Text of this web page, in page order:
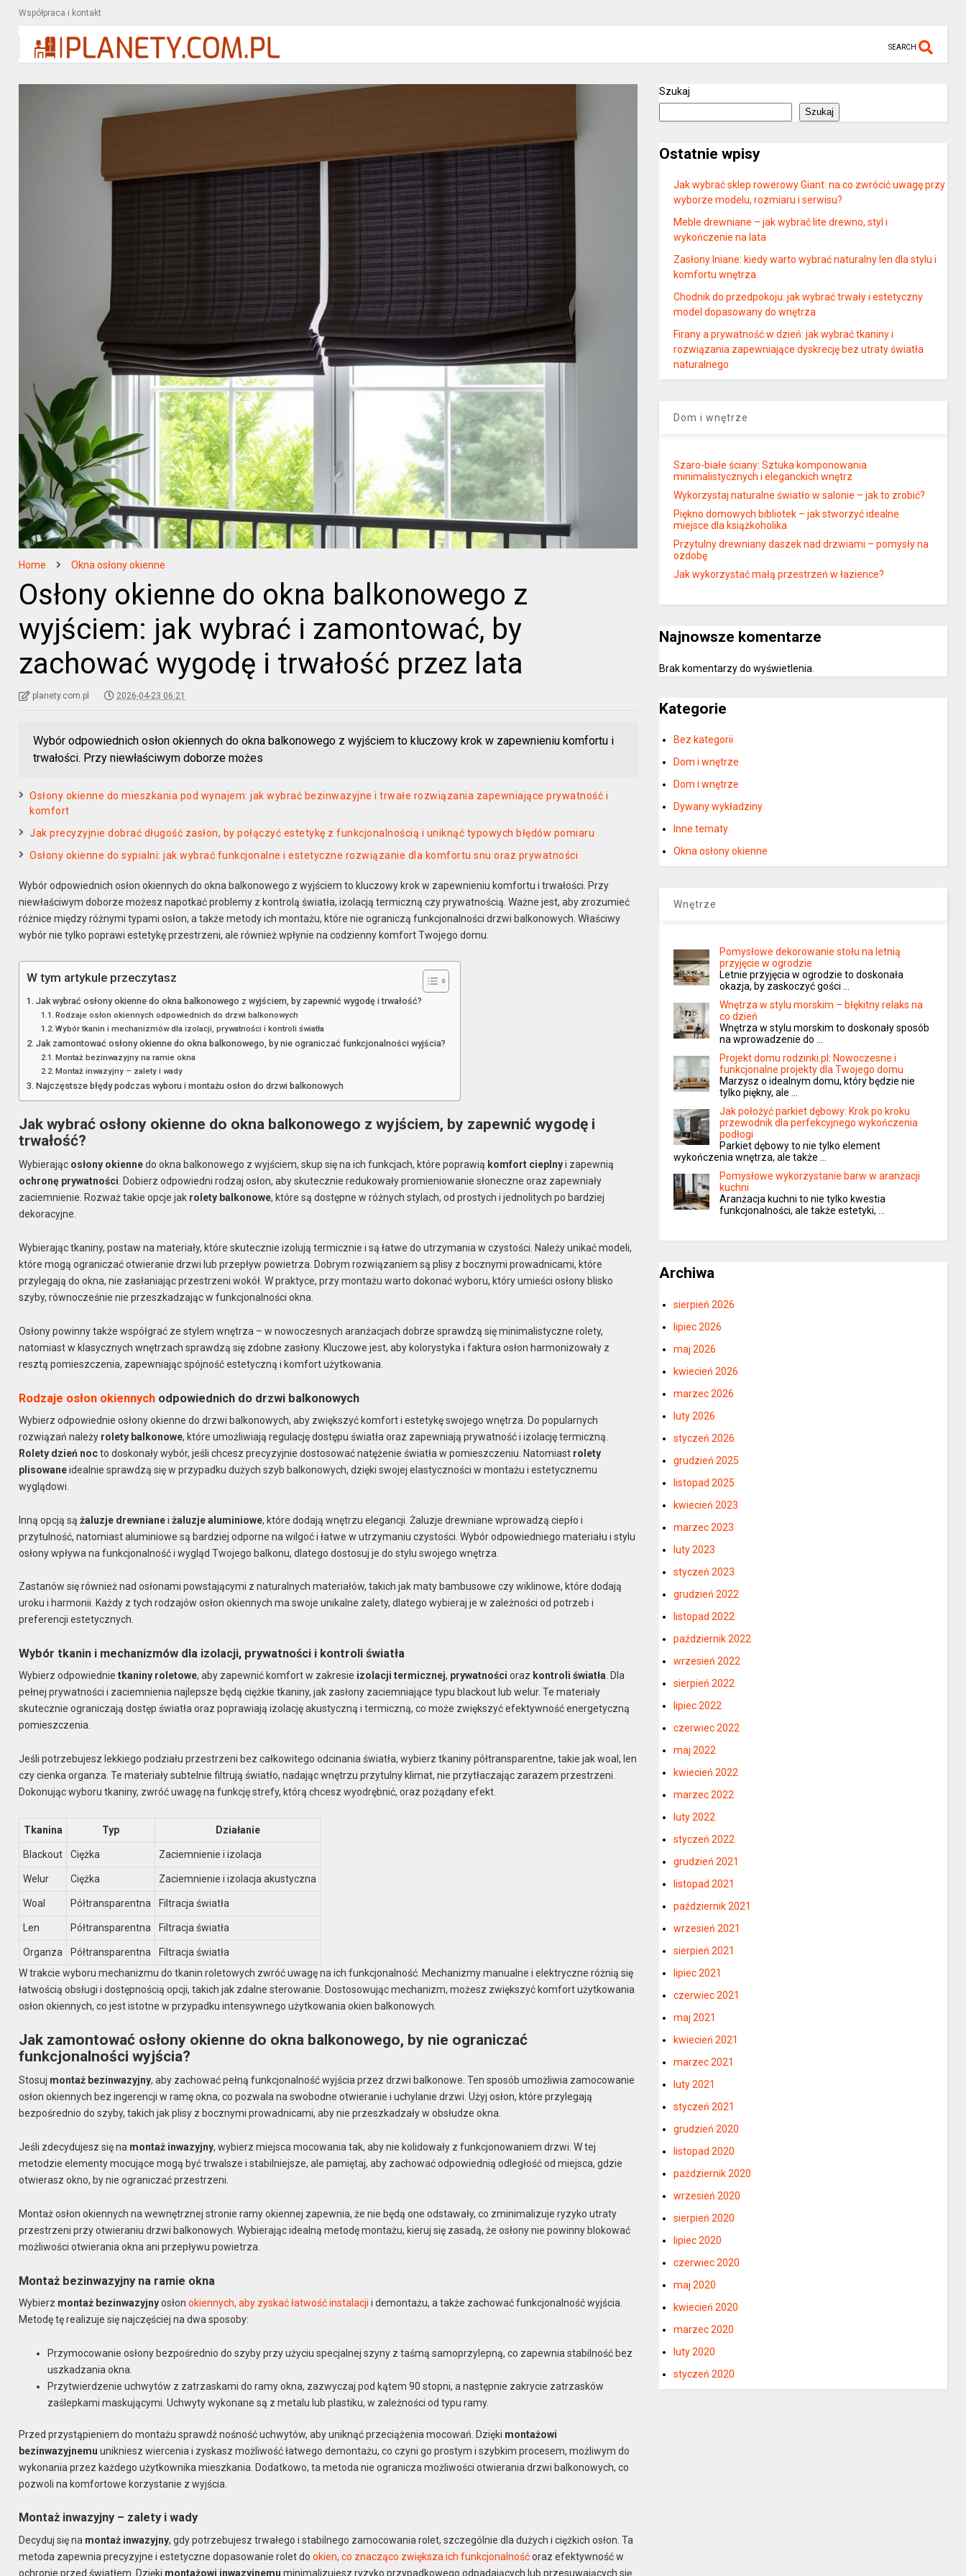
Współpraca i kontakt
SEARCH
Home Okna osłony okienne
Osłony okienne do okna balkonowego z
wyjściem: jak wybrać i zamontować, by
zachować wygodę i trwałość przez lata
planety.com.pl 2026-04-23 06:21
Wybór odpowiednich osłon okiennych do okna balkonowego z wyjściem to kluczowy krok w zapewnieniu komfortu i
trwałości. Przy niewłaściwym doborze możes
Osłony okienne do mieszkania pod wynajem: jak wybrać bezinwazyjne i trwałe rozwiązania zapewniające prywatność i
komfort
Jak precyzyjnie dobrać długość zasłon, by połączyć estetykę z funkcjonalnością i uniknąć typowych błędów pomiaru
Osłony okienne do sypialni: jak wybrać funkcjonalne i estetyczne rozwiązanie dla komfortu snu oraz prywatności
Wybór odpowiednich osłon okiennych do okna balkonowego z wyjściem to kluczowy krok w zapewnieniu komfortu i trwałości. Przy
niewłaściwym doborze możesz napotkać problemy z kontrolą światła, izolacją termiczną czy prywatnością. Ważne jest, aby zrozumieć
różnice między różnymi typami osłon, a także metody ich montażu, które nie ograniczą funkcjonalności drzwi balkonowych. Właściwy
wybór nie tylko poprawi estetykę przestrzeni, ale również wpłynie na codzienny komfort Twojego domu.
W tym artykule przeczytasz
Jak wybrać osłony okienne do okna balkonowego z wyjściem, by zapewnić wygodę i trwałość?
Rodzaje osłon okiennych odpowiednich do drzwi balkonowych
Wybór tkanin i mechanizmów dla izolacji, prywatności i kontroli światła
Jak zamontować osłony okienne do okna balkonowego, by nie ograniczać funkcjonalności wyjścia?
Montaż bezinwazyjny na ramie okna
Montaż inwazyjny – zalety i wady
Najczęstsze błędy podczas wyboru i montażu osłon do drzwi balkonowych
Jak wybrać osłony okienne do okna balkonowego z wyjściem, by zapewnić wygodę i
trwałość?
Wybierając osłony okiennedo okna balkonowego z wyjściem, skup się na ich funkcjach, które poprawią komfort cieplnyi zapewnią
ochronę prywatności . Dobierz odpowiedni rodzaj osłon, aby skutecznie redukowały promieniowanie słoneczne oraz zapewniały
zaciemnienie. Rozważ takie opcje jak rolety balkonowe, które są dostępne w różnych stylach, od prostych i jednolitych po bardziej
dekoracyjne.
Wybierając tkaniny, postaw na materiały, które skutecznie izolują termicznie i są łatwe do utrzymania w czystości. Należy unikać modeli,
które mogą ograniczać otwieranie drzwi lub przepływ powietrza. Dobrym rozwiązaniem są plisy z bocznymi prowadnicami, które
przylegają do okna, nie zasłaniając przestrzeni wokół. W praktyce, przy montażu warto dokonać wyboru, który umieści osłony blisko
szyby, równocześnie nie przeszkadzając w funkcjonalności okna.
Osłony powinny także współgrać ze stylem wnętrza – w nowoczesnych aranżacjach dobrze sprawdzą się minimalistyczne rolety,
natomiast w klasycznych wnętrzach sprawdzą się zdobne zasłony. Kluczowe jest, aby kolorystyka i faktura osłon harmonizowały z
resztą pomieszczenia, zapewniając spójność estetyczną i komfort użytkowania.
Rodzaje osłon okiennych odpowiednich do drzwi balkonowych
Wybierz odpowiednie osłony okienne do drzwi balkonowych, aby zwiększyć komfort i estetykę swojego wnętrza. Do popularnych
rozwiązań należy rolety balkonowe, które umożliwiają regulację dostępu światła oraz zapewniają prywatność i izolację termiczną.
Rolety dzień nocto doskonały wybór, jeśli chcesz precyzyjnie dostosować natężenie światła w pomieszczeniu. Natomiast rolety
plisowaneidealnie sprawdzą się w przypadku dużych szyb balkonowych, dzięki swojej elastyczności w montażu i estetycznemu
wyglądowi.
Inną opcją sążaluzje drewnianeiżaluzje aluminiowe, które dodają wnętrzu elegancji. Żaluzje drewniane wprowadzą ciepło i
przytulność, natomiast aluminiowe są bardziej odporne na wilgoć i łatwe w utrzymaniu czystości. Wybór odpowiedniego materiału i stylu
osłony wpływa na funkcjonalność i wygląd Twojego balkonu, dlatego dostosuj je do stylu swojego wnętrza.
Zastanów się również nad osłonami powstającymi z naturalnych materiałów, takich jak maty bambusowe czy wiklinowe, które dodają
uroku i harmonii. Każdy z tych rodzajów osłon okiennych ma swoje unikalne zalety, dlatego wybieraj je w zależności od potrzeb i
preferencji estetycznych.
Wybór tkanin i mechanizmów dla izolacji, prywatności i kontroli światła
Wybierz odpowiednietkaniny roletowe, aby zapewnić komfort w zakresie izolacji termicznej, prywatności oraz kontroli światła. Dla
pełnej prywatności i zaciemnienia najlepsze będą ciężkie tkaniny, jak zasłony zaciemniające typu blackout lub welur. Te materiały
skutecznie ograniczają dostęp światła oraz poprawiają izolację akustyczną i termiczną, co może zwiększyć efektywność energetyczną
pomieszczenia.
Jeśli potrzebujesz lekkiego podziału przestrzeni bez całkowitego odcinania światła, wybierz tkaniny półtransparentne, takie jak woal, len
czy cienka organza. Te materiały subtelnie filtrują światło, nadając wnętrzu przytulny klimat, nie przytłaczając zarazem przestrzeni.
Dokonując wyboru tkaniny, zwróć uwagę na funkcję strefy, którą chcesz wyodrębnić, oraz pożądany efekt.
Tkanina Typ Działanie
Blackout Ciężka Zaciemnienie i izolacja
Welur Ciężka Zaciemnienie i izolacja akustyczna
Woal Półtransparentna Filtracja światła
Len Półtransparentna Filtracja światła
Organza Półtransparentna
Filtracja światła
W trakcie wyboru mechanizmu do tkanin roletowych zwróć uwagę na ich funkcjonalność. Mechanizmy manualne i elektryczne różnią się
łatwością obsługi i dostępnością opcji, takich jak zdalne sterowanie. Dostosowując mechanizm, możesz zwiększyć komfort użytkowania
osłon okiennych, co jest istotne w przypadku intensywnego użytkowania okien balkonowych.
Jak zamontować osłony okienne do okna balkonowego, by nie ograniczać
funkcjonalności wyjścia?
Stosuj montaż bezinwazyjny, aby zachować pełną funkcjonalność wyjścia przez drzwi balkonowe. Ten sposób umożliwia zamocowanie
osłon okiennych bez ingerencji w ramę okna, co pozwala na swobodne otwieranie i uchylanie drzwi. Użyj osłon, które przylegają
bezpośrednio do szyby, takich jak plisy z bocznymi prowadnicami, aby nie przeszkadzały w obsłudze okna.
Jeśli zdecydujesz się na montaż inwazyjny, wybierz miejsca mocowania tak, aby nie kolidowały z funkcjonowaniem drzwi. W tej
metodzie elementy mocujące mogą być trwalsze i stabilniejsze, ale pamiętaj, aby zachować odpowiednią odległość od miejsca, gdzie
otwierasz okno, by nie ograniczać przestrzeni.
Montaż osłon okiennych na wewnętrznej stronie ramy okiennej zapewnia, że nie będą one odstawały, co zminimalizuje ryzyko utraty
przestrzeni przy otwieraniu drzwi balkonowych. Wybierając idealną metodę montażu, kieruj się zasadą, że osłony nie powinny blokować
możliwości otwierania okna ani przepływu powietrza.
Montaż bezinwazyjny na ramie okna
Wybierz montaż bezinwazyjnyosłonokiennych, aby zyskać łatwość instalacji i demontażu, a także zachować funkcjonalność wyjścia.
Metodę tę realizuje się najczęściej na dwa sposoby:
Przymocowanie osłony bezpośrednio do szyby przy użyciu specjalnej szyny z taśmą samoprzylepną, co zapewnia stabilność bez
uszkadzania okna.
Przytwierdzenie uchwytów z zatrzaskami do ramy okna, zazwyczaj pod kątem 90 stopni, a następnie zakrycie zatrzasków
zaślepkami maskującymi. Uchwyty wykonane są z metalu lub plastiku, w zależności od typu ramy.
Przed przystąpieniem do montażu sprawdź nośność uchwytów, aby uniknąć przeciążenia mocowań. Dzięki montażowi
bezinwazyjnemu unikniesz wiercenia i zyskasz możliwość łatwego demontażu, co czyni go prostym i szybkim procesem, możliwym do
wykonania przez każdego użytkownika mieszkania. Dodatkowo, ta metoda nie ogranicza możliwości otwierania drzwi balkonowych, co
pozwoli na komfortowe korzystanie z wyjścia.
Montaż inwazyjny – zalety i wady
Decyduj się na montaż inwazyjny, gdy potrzebujesz trwałego i stabilnego zamocowania rolet, szczególnie dla dużych i ciężkich osłon. Ta
metoda zapewnia precyzyjne i estetyczne dopasowanie rolet dookien, co znacząco zwiększa ich funkcjonalnośćoraz efektywność w
ochronie przed światłem. Dzięki montażowi inwazyjnemu minimalizujesz ryzyko przypadkowego odpadających lub przesuwających się
Szukaj
Szukaj
Ostatnie wpisy
Jak wybrać sklep rowerowy Giant: na co zwrócić uwagę przy
wyborze modelu, rozmiaru i serwisu?
Meble drewniane – jak wybrać lite drewno, styl i
wykończenie na lata
Zasłony lniane: kiedy warto wybrać naturalny len dla stylu i
komfortu wnętrza
Chodnik do przedpokoju: jak wybrać trwały i estetyczny
model dopasowany do wnętrza
Firany a prywatność w dzień: jak wybrać tkaniny i
rozwiązania zapewniające dyskrecję bez utraty światła
naturalnego
Dom i wnętrze
Szaro-białe ściany: Sztuka komponowania
minimalistycznych i eleganckich wnętrz
Wykorzystaj naturalne światło w salonie – jak to zrobić?
Piękno domowych bibliotek – jak stworzyć idealne
miejsce dla książkoholika
Przytulny drewniany daszek nad drzwiami – pomysły na
ozdobę
Jak wykorzystać małą przestrzeń w łazience?
Najnowsze komentarze
Brak komentarzy do wyświetlenia.
Kategorie
Bez kategorii
Dom i wnętrze
Dom i wnętrze
Dywany wykładziny
Inne tematy
Okna osłony okienne
Wnętrze
Pomysłowe dekorowanie stołu na letnią
przyjęcie w ogrodzie
Letnie przyjęcia w ogrodzie to doskonała
okazja, by zaskoczyć gości …
Wnętrza w stylu morskim – błękitny relaks na
co dzień
Wnętrza w stylu morskim to doskonały sposób
na wprowadzenie do …
Projekt domu rodzinki.pl: Nowoczesne i
funkcjonalne projekty dla Twojego domu
Marzysz o idealnym domu, który będzie nie
tylko piękny, ale …
Jak położyć parkiet dębowy: Krok po kroku
przewodnik dla perfekcyjnego wykończenia
podłogi
Parkiet dębowy to nie tylko element
wykończenia wnętrza, ale także …
Pomysłowe wykorzystanie barw w aranżacji
kuchni
Aranżacja kuchni to nie tylko kwestia
funkcjonalności, ale także estetyki, …
Archiwa
sierpień 2026
lipiec 2026
maj 2026
kwiecień 2026
marzec 2026
luty 2026
styczeń 2026
grudzień 2025
listopad 2025
kwiecień 2023
marzec 2023
luty 2023
styczeń 2023
grudzień 2022
listopad 2022
październik 2022
wrzesień 2022
sierpień 2022
lipiec 2022
czerwiec 2022
maj 2022
kwiecień 2022
marzec 2022
luty 2022
styczeń 2022
grudzień 2021
listopad 2021
październik 2021
wrzesień 2021
sierpień 2021
lipiec 2021
czerwiec 2021
maj 2021
kwiecień 2021
marzec 2021
luty 2021
styczeń 2021
grudzień 2020
listopad 2020
październik 2020
wrzesień 2020
sierpień 2020
lipiec 2020
czerwiec 2020
maj 2020
kwiecień 2020
marzec 2020
luty 2020
styczeń 2020